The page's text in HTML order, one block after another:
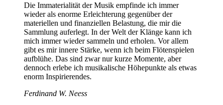
Die Immaterialität der Musik empfinde ich immer
wieder als enorme Erleichterung gegenüber der
materiellen und finanziellen Belastung, die mir die
Sammlung auferlegt. In der Welt der Klänge kann ich
mich immer wieder sammeln und erholen. Vor allem
gibt es mir innere Stärke, wenn ich beim Flötenspielen
aufblühe. Das sind zwar nur kurze Momente, aber
dennoch erlebe ich musikalische Höhepunkte als etwas
enorm Inspirierendes.
Ferdinand W. Neess